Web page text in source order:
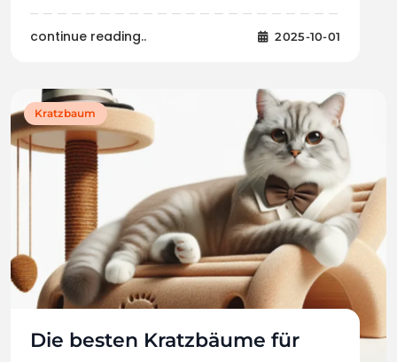
continue reading.. 2025-10-01
Kratzbaum
Die besten Kratzbäume für